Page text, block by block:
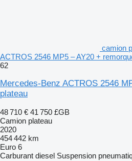
camion
ACTROS 2546 MP5 – AY20 +
62
Mercedes-Benz ACTROS 2546
plateau
48 710 € 41 750 £GB
Camion plateau
2020
454 442 km
Euro 6
Carburant diesel Suspension